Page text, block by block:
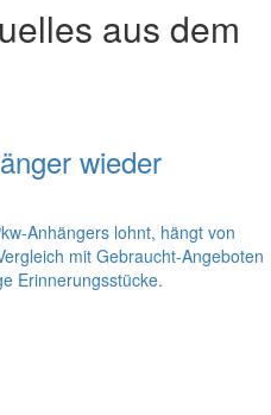
aus dem
wieder
Anhängers lohnt, hängt von
mit Gebraucht-Angeboten
Erinnerungsstücke.